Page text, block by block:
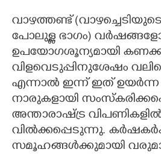
വാഴത്തണ്ട് (വാഴച്ചെടിയുടെ
പോലുള്ള ഭാഗം)
ഉപയോഗശൂന്യമായി
വിളവെടുപ്പിനുശേഷം
എന്നാൽ ഇന്ന് ഇത് ഉയർന്ന
നാരുകളായി
അന്താരാഷ്ട്ര
വിൽക്കപ്പെടുന്നു.
സമൂഹങ്ങൾക്കുമായി